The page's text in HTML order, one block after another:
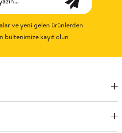
ve yeni gelen ürünlerden
bültenimize kayıt olun